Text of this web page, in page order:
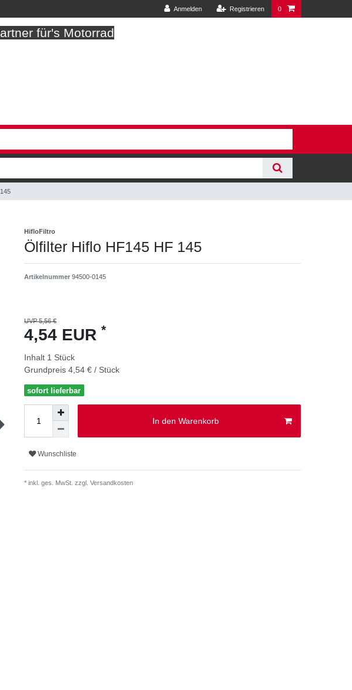
Anmelden Registrieren 0
für's Motorrad
HifloFiltro
Ölfilter Hiflo HF145 HF 145
Artikelnummer 94500-0145
UVP 5,56 €
4,54 EUR *
Inhalt 1 Stück
Grundpreis 4,54 € / Stück
sofort lieferbar
In den Warenkorb
Wunschliste
* inkl. ges. MwSt. zzgl. Versandkosten